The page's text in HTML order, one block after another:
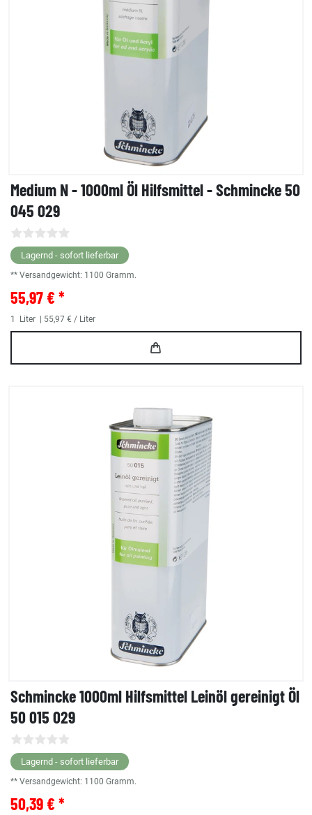
Medium N - 1000ml Öl Hilfsmittel - Schmincke 50
045 029
Lagernd - sofort lieferbar
** Versandgewicht: 1100 Gramm.
55,97 € *
1 Liter | 55,97 € / Liter
Schmincke 1000ml Hilfsmittel Leinöl gereinigt Öl
50 015 029
Lagernd - sofort lieferbar
** Versandgewicht: 1100 Gramm.
50,39 € *